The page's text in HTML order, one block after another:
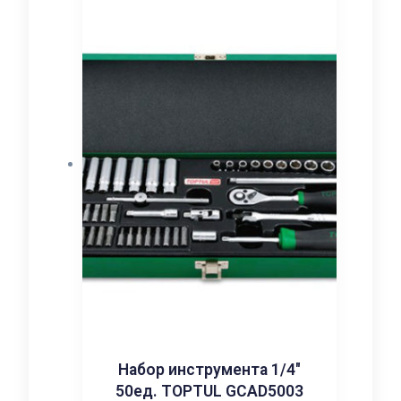
Набор инструмента 1/4″
50ед. TOPTUL GCAD5003